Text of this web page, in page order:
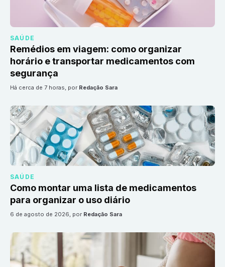
SAÚDE
Remédios em viagem: como organizar
horário e transportar medicamentos com
segurança
há cerca de 7 horas, por Redação Sara
SAÚDE
Como montar uma lista de medicamentos
para organizar o uso diário
6 de agosto de 2026, por Redação Sara